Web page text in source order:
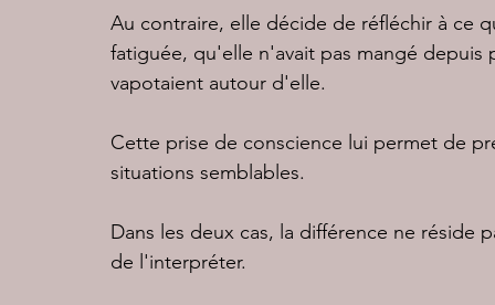
Au contraire, elle décide de réfléchir à ce
fatiguée, qu'elle n'avait pas mangé
vapotaient autour d'elle.
Cette prise de conscience lui permet de
situations semblables.
Dans les deux cas, la différence ne réside
de l'interpréter.